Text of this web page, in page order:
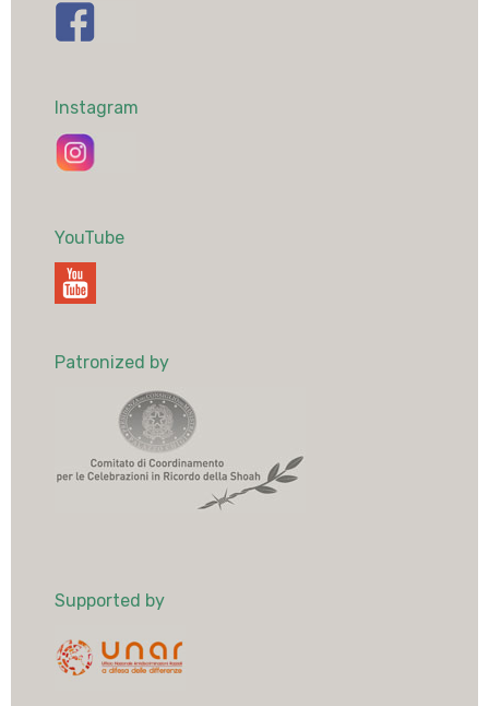
Instagram
YouTube
Patronized by
Supported by